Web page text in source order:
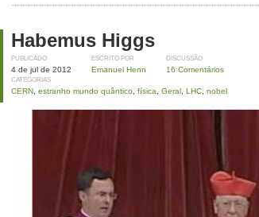
Habemus Higgs
PUBLICADO
4 de jul de 2012
ESCRITO POR
Emanuel Henn
DISCUSSÃO
16 Comentários
CATEGORIAS
CERN estranho mundo quântico física Geral LHC nobel